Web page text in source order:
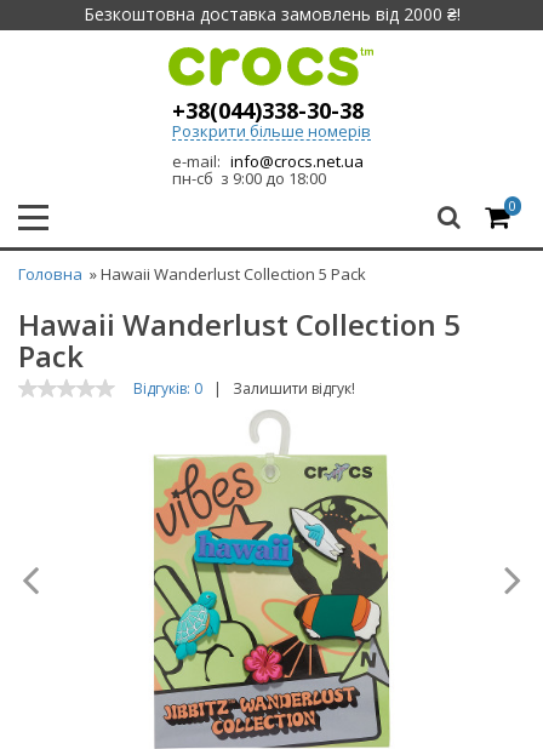
Безкоштовна доставка замовлень від 2000 ₴!
+38(044)338-30-38
Розкрити більше номерів
e-mail: info@crocs.net.ua
пн-сб з 9:00 до 18:00
0
Головна » Hawaii Wanderlust Collection 5 Pack
Hawaii Wanderlust Collection 5
Pack
Відгуків: 0 | Залишити відгук!